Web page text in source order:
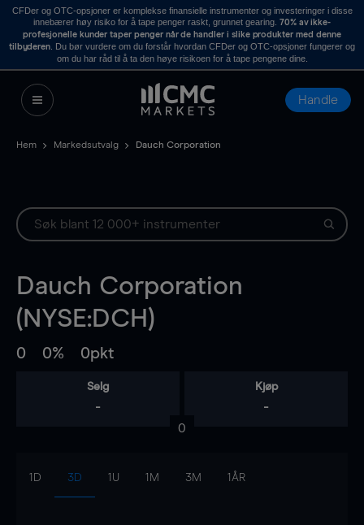
CFDer og OTC-opsjoner er komplekse finansielle instrumenter og investeringer i disse
innebærer høy risiko for å tape penger raskt, grunnet gearing. 70% av ikke-
profesjonelle kunder taper penger når de handler i slike produkter med denne
tilbyderen . Du bør vurdere om du forstår hvordan CFDer og OTC-opsjoner fungerer og
om du har råd til å ta den høye risikoen for å tape pengene dine.
Handle
Hem Markedsutvalg Dauch Corporation
Dauch Corporation
(NYSE:DCH)
0 0% 0pkt
Selg
-
Kjøp
-
0
1D 3D 1U 1M 3M 1ÅR